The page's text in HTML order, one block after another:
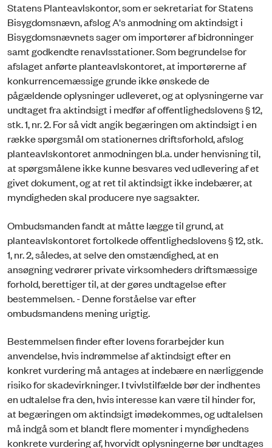
Statens Planteavlskontor, som er sekretariat for Statens
Bisygdomsnævn, afslog A's anmodning om aktindsigt i
Bisygdomsnævnets sager om importører af bidronninger
samt godkendte renavlsstationer. Som begrundelse for
afslaget anførte planteavlskontoret, at importørerne af
konkurrencemæssige grunde ikke ønskede de
pågældende oplysninger udleveret, og at oplysningerne var
undtaget fra aktindsigt i medfør af offentlighedslovens § 12,
stk. 1, nr. 2. For så vidt angik begæringen om aktindsigt i en
række spørgsmål om stationernes driftsforhold, afslog
planteavlskontoret anmodningen bl.a. under henvisning til,
at spørgsmålene ikke kunne besvares ved udlevering af et
givet dokument, og at ret til aktindsigt ikke indebærer, at
myndigheden skal producere nye sagsakter.
Ombudsmanden fandt at måtte lægge til grund, at
planteavlskontoret fortolkede offentlighedslovens § 12, stk.
1, nr. 2, således, at selve den omstændighed, at en
ansøgning vedrører private virksomheders driftsmæssige
forhold, berettiger til, at der gøres undtagelse efter
bestemmelsen. - Denne forståelse var efter
ombudsmandens mening urigtig.
Bestemmelsen finder efter lovens forarbejder kun
anvendelse, hvis indrømmelse af aktindsigt efter en
konkret vurdering må antages at indebære en nærliggende
risiko for skadevirkninger. I tvivlstilfælde bør der indhentes
en udtalelse fra den, hvis interesse kan være til hinder for,
at begæringen om aktindsigt imødekommes, og udtalelsen
må indgå som et blandt flere momenter i myndighedens
konkrete vurdering af, hvorvidt oplysningerne bør undtages